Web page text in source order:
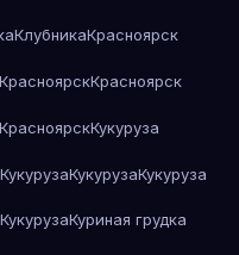
КлубникаКрасноярск
КрасноярскКрасноярск
КрасноярскКукуруза
КукурузаКукурузаКукуруза
КукурузаКуриная грудка